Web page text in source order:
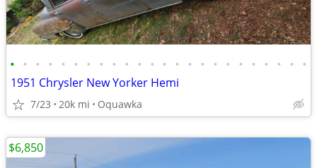
• • • • • • • • • • • • • • • • • • • • • • • •
1951 Chrysler New Yorker Hemi
7/23 20k mi Oquawka
$6,850